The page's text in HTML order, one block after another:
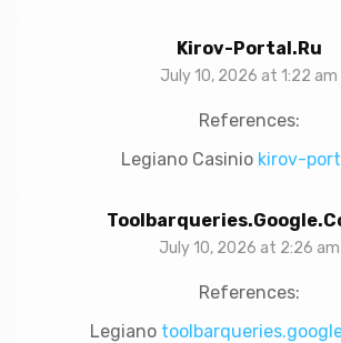
Kirov-Portal.ru
July 10, 2026 at 1:22 am
References:
Legiano Casinio kirov-
July 10, 2026 at 2:26 am
References:
Legiano